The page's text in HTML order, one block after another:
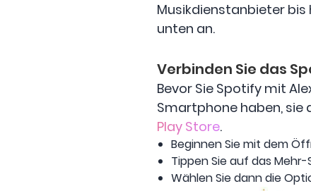
Musikdienstanbieter bis
unten an.
Verbinden Sie das
Bevor Sie Spotify mit
Smartphone haben, sie
Play Store.
Beginnen Sie mit dem
Tippen Sie auf das
Wählen Sie dann die